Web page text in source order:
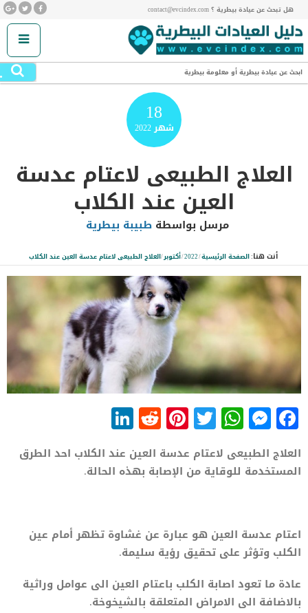
هل تبحث عن عيادة بيطرية ؟ contact@evcindex.com
ابحث عن عيادة بيطرية أو معلومة بيطرية
18
شهر2022
العلاج الطبيعى لاعتام عدسة
العين عند الكلاب
مرسل بواسطة طبيبة بيطرية
أنت هنا:الصفحة الرئيسية/
2022
/أكتوبر/العلاج الطبيعى لاعتام عدسة العين عند الكلاب
Facebook
Messenger
WhatsApp
Twitter
Pinterest
Reddit
العلاج الطبيعى لاعتام عدسة العين عند الكلاب احد الطرق
المستخدمة للوقاية من الإصابة بهذه الحالة.
اعتام عدسة العين هو عبارة عن غشاوة تظهر أمام عين
الكلب وتؤثر على تحقيق رؤية سليمة.
عادة ما تعود اصابة الكلب باعتام العين الى عوامل وراثية
بالاضافة الى الامراض المتعلقة بالشيخوخة.